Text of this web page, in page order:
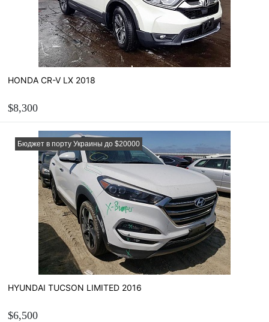
HONDA CR-V LX 2018
$8,300
ЗАКАЗАТЬ
Рассчитать стоимость пригона
Бюджет в порту Украины до $20000
HYUNDAI TUCSON LIMITED 2016
$6,500